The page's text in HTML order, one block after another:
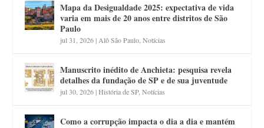
Mapa da Desigualdade 2025: expectativa de vida
varia em mais de 20 anos entre distritos de São
Paulo
jul 31, 2026| Alô São Paulo ,Notícias
Manuscrito inédito de Anchieta: pesquisa revela
detalhes da fundação de SP e de sua juventude
jul 30, 2026|História de SP,Notícias
Como a corrupção impacta o dia a dia e mantém